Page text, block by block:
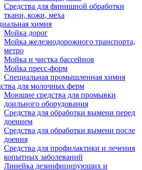
Средства для финишной обработки
ткани, кожи, меха
химия
Мойка дорог
Мойка железнодорожного транспорта,
метро
Мойка и чистка бассейнов
Мойка пресс-форм
Специальная промышленная химия
для молочных ферм
Моющие средства для промывки
доильного оборудования
Средства для обработки вымени перед
доением
Средства для обработки вымени после
доения
Средства для профилактики и лечения
копытных заболеваний
Линейка дезинфицирующих и